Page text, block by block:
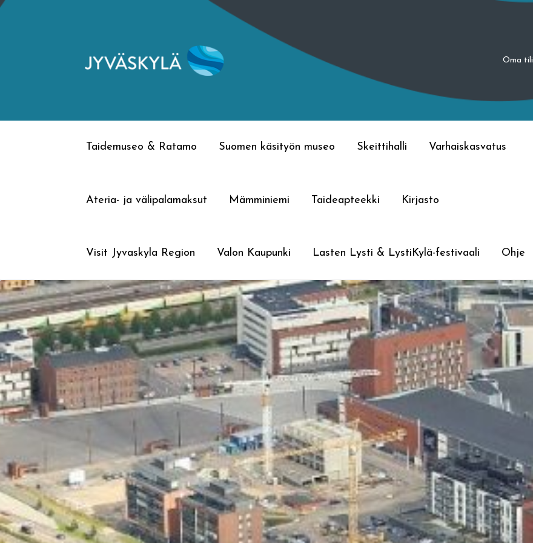
Siirry
Siirry
Oma tili
Taidemuseo & Ratamo Suomen käsityön museo Skeittihalli Varhaiskasvatus
Ateria- ja välipalamaksut Mämminiemi Taideapteekki Kirjasto
Visit Jyvaskyla Region Valon Kaupunki Lasten Lysti & LystiKylä-festivaali Ohje